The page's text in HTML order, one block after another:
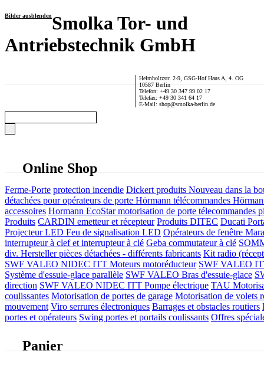
Bilder ausblendenSmolka Tor- und
Antriebstechnik GmbH
Helmholtzstr. 2-9, GSG-Hof Haus A, 4. OG
10587 Berlin
Telefon: +49 30 347 99 02 17
Telefax: +49 30 341 64 17
E-Mail: shop@smolka-berlin.de
Online Shop
Ferme-Porte protection incendie Dickert produits Nouveau dans la
détachées pour opérateurs de porte Hörmann télécommandes
accessoires Hormann EcoStar motorisation de porte télecommandes
Produits CARDIN emetteur et récepteur Produits DITEC Ducati
Projecteur LED Feu de signalisation LED Opérateurs de fenêtre
interrupteur à clef et interrupteur à clé Geba commutateur à clé
div. Herstellerpièces détachées - différents fabricants Kit radio
SWF VALEO NIDEC ITT Moteurs motoréducteur SWF VALEO
Système d'essuie-glace parallèle SWF VALEO Bras d'essuie-glace
direction SWF VALEO NIDEC ITT Pompe électrique TAU
coulissantes Motorisation de portes de garage Motorisation de volets
mouvement Viro serrures électroniques Barrages et obstacles routiers
portes et opérateurs Swing portes et portails coulissants Offres
Panier